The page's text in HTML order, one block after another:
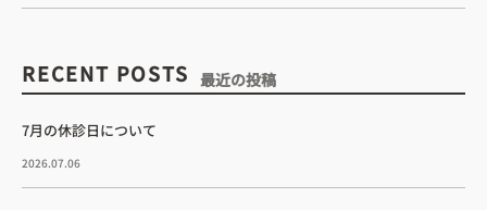
みについて
RECENT POSTS 最近の投稿
7月の休診日について
2026.07.06